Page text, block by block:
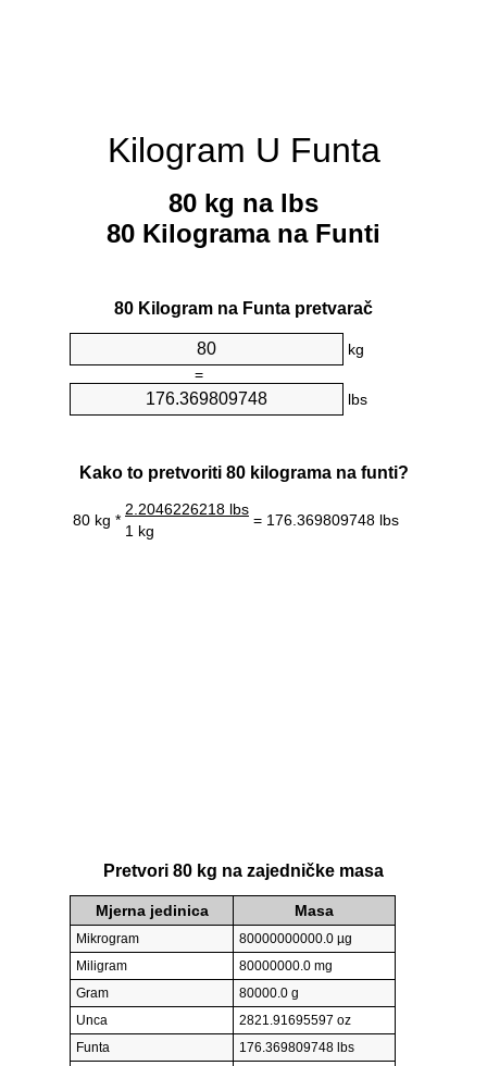
Kilogram U Funta
80 kg na lbs
80 Kilograma na Funti
80 Kilogram na Funta pretvarač
kg
=
lbs
Kako to pretvoriti 80 kilograma na funti?
80 kg *
2.2046226218 lbs
= 176.369809748 lbs
1 kg
Pretvori 80 kg na zajedničke masa
Mjerna jedinica Masa
Mikrogram
80000000000.0 µg
Miligram
80000000.0 mg
Gram
80000.0 g
Unca
2821.91695597 oz
Funta
176.369809748 lbs